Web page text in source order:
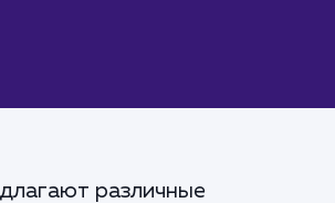
различные